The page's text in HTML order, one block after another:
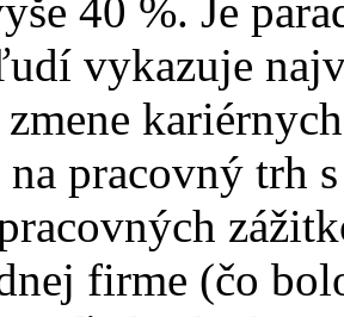
40 %. Je
vykazuje
na pracovný trh
firme (čo